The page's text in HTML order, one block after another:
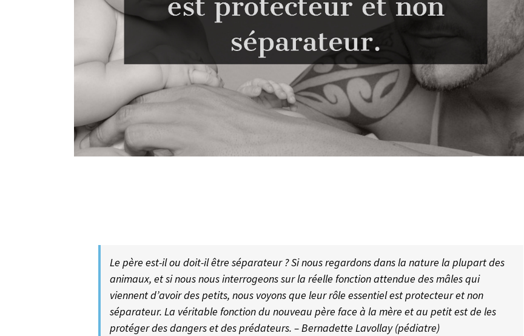
Le père est-il ou doit-il être séparateur ? Si nous regardons dans la nature la plupart des
animaux, et si nous nous interrogeons sur la réelle fonction attendue des mâles qui
viennent d’avoir des petits, nous voyons que leur rôle essentiel est protecteur et non
séparateur. La véritable fonction du nouveau père face à la mère et au petit est de les
protéger des dangers et des prédateurs. – Bernadette Lavollay (pédiatre)